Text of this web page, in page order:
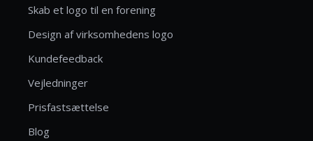
Skab et logo til en forening
Design af virksomhedens logo
Kundefeedback
Vejledninger
Prisfastsættelse
Blog